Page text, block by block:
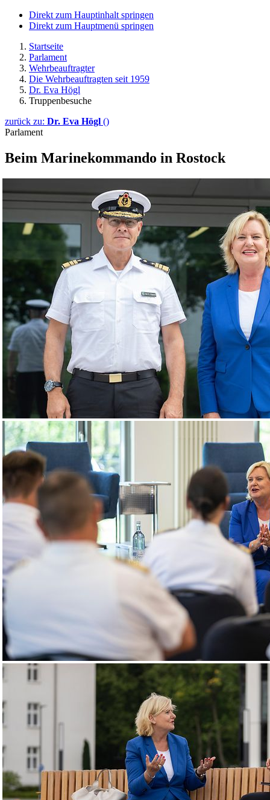
Direkt zum Hauptinhalt springen
Direkt zum Hauptmenü springen
Startseite
Parlament
Wehrbeauftragter
Die Wehrbeauftragten seit 1959
Dr. Eva Högl
Truppenbesuche
zurück zu: Dr. Eva Högl ()
Parlament
Beim Marinekommando in Rostock